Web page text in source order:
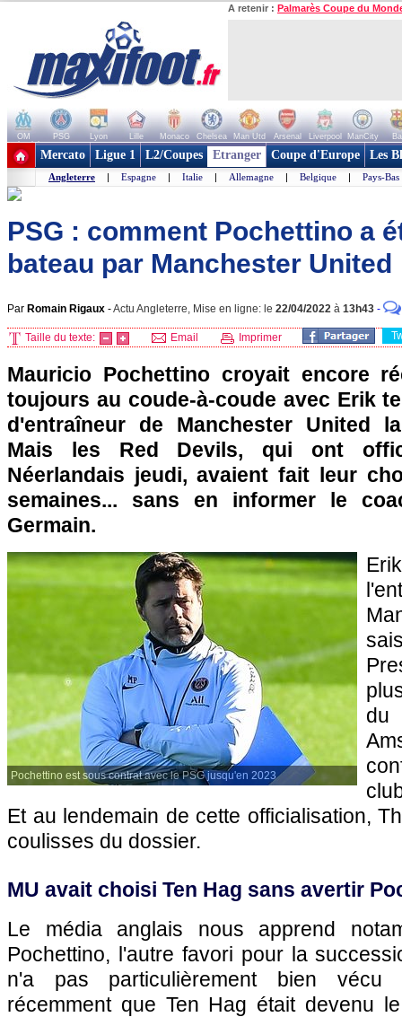
A retenir : Palmarès Coupe du
OM PSG Lyon Lille Monaco Chelsea Man Utd Arsenal Liverpool ManCity
+ de clubs
Mercato Ligue 1 L2/Coupes Etranger Coupe d'Europe Les
Angleterre | Espagne | Italie | Allemagne | Belgique | Pays-Bas
PSG : comment Pochettino a
bateau par Manchester United
Par Romain Rigaux -Actu Angleterre, Mise en ligne: le 22/04/2022 à 13h43 -
Taille du texte: Email Imprimer
Mauricio Pochettino croyait encore
toujours au coude-à-coude avec Erik
d'entraîneur de Manchester United
Mais les Red Devils, qui ont
Néerlandais jeudi, avaient fait leur
semaines... sans en informer le
Germain.
Pochettino est sous contrat avec le PSG jusqu'en 2023
Et au lendemain de cette officialisation,
coulisses du dossier.
MU avait choisi Ten Hag sans avertir
Le média anglais nous apprend
Pochettino, l'autre favori pour la
n'a pas particulièrement bien vécu
récemment que Ten Hag était devenu